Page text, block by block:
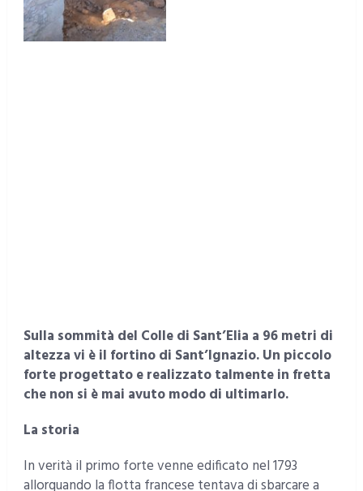
Sulla sommità del Colle di Sant’Elia a 96 metri di
altezza vi è il fortino di Sant’Ignazio. Un piccolo
forte progettato e realizzato talmente in fretta
che non si è mai avuto modo di ultimarlo.
La storia
In verità il primo forte venne edificato nel 1793
allorquando la flotta francese tentava di sbarcare a